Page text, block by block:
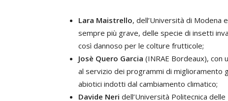
Lara Maistrello, dell’Università di Modena
sempre più grave, delle specie di insetti
così dannoso per le colture frutticole;
Josè Quero Garcia (INRAE Bordeaux),
al servizio dei programmi di
abiotici indotti dal cambiamento climatico;
Davide Neri dell’Università Politecnica